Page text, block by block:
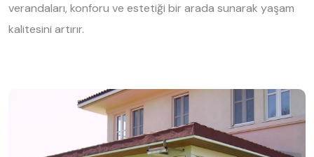
verandaları, konforu ve estetiği bir arada sunarak yaşam
kalitesini artırır.